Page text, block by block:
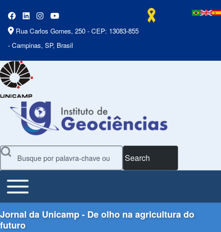
Rua Carlos Gomes, 250 - CEP: 13083-855
- Campinas, SP, Brasil
Search
Main Menu
Toggle main menu
Jornal da Unicamp - De olho na agricultura do
futuro